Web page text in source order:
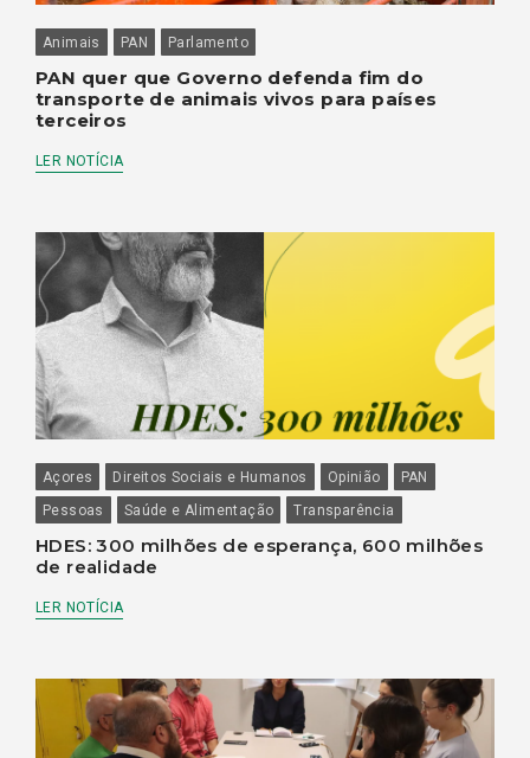
Animais PAN Parlamento
PAN quer que Governo defenda fim do
transporte de animais vivos para países
terceiros
LER NOTÍCIA
Açores Direitos Sociais e Humanos Opinião
PAN
Pessoas
Saúde e Alimentação Transparência
HDES: 300 milhões de esperança, 600 milhões
de realidade
LER NOTÍCIA